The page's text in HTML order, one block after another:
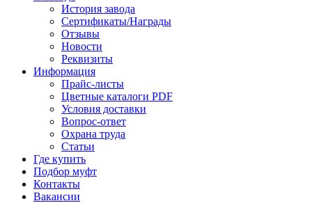
История завода
Сертификаты/Награды
Отзывы
Новости
Реквизиты
Информация
Прайс-листы
Цветные каталоги PDF
Условия доставки
Вопрос-ответ
Охрана труда
Статьи
Где купить
Подбор муфт
Контакты
Вакансии